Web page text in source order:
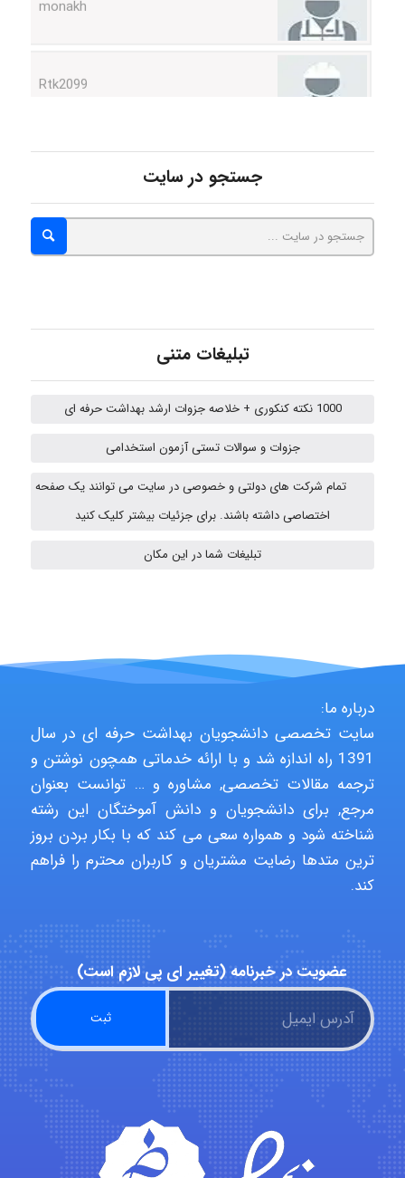
Shamim.khojasteh74
Hagar
monakh
Rtk2099
ABOALFZAL ZAREI
nima5534
arman.m
جستجو در سایت
تبلیغات متنی
1000 نکته کنکوری + خلاصه جزوات ارشد بهداشت حرفه ای
جزوات و سوالات تستی آزمون استخدامی
تمام شرکت های دولتی و خصوصی در سایت می توانند یک صفحه
اختصاصی داشته باشند. برای جزئیات بیشتر کلیک کنید
تبلیغات شما در این مکان
درباره ما:
سایت تخصصی دانشجویان بهداشت حرفه ای در سال
1391 راه اندازه شد و با ارائه خدماتی همچون نوشتن و
ترجمه مقالات تخصصی, مشاوره و … توانست بعنوان
مرجع, برای دانشجویان و دانش آموختگان این رشته
شناخته شود و همواره سعی می کند که با بکار بردن بروز
ترین متدها رضایت مشتریان و کاربران محترم را فراهم
کند.
عضویت در خبرنامه (تغییر ای پی لازم است)